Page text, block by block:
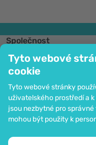
Tyto webové
cookie
Tyto webové stránky
uživatelského prostředí a
jsou nezbytné pro
mohou být použity k
Společnost
Informace
Připojte se k nám
Pomoc a objednávky
Možnost platby kartou.
SSL.
Mapa stránek